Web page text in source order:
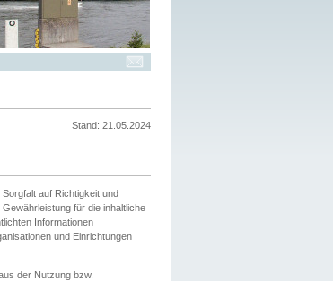
Stand: 21.05.2024
auf Richtigkeit und
für die inhaltliche
Informationen
und Einrichtungen
der Nutzung bzw.